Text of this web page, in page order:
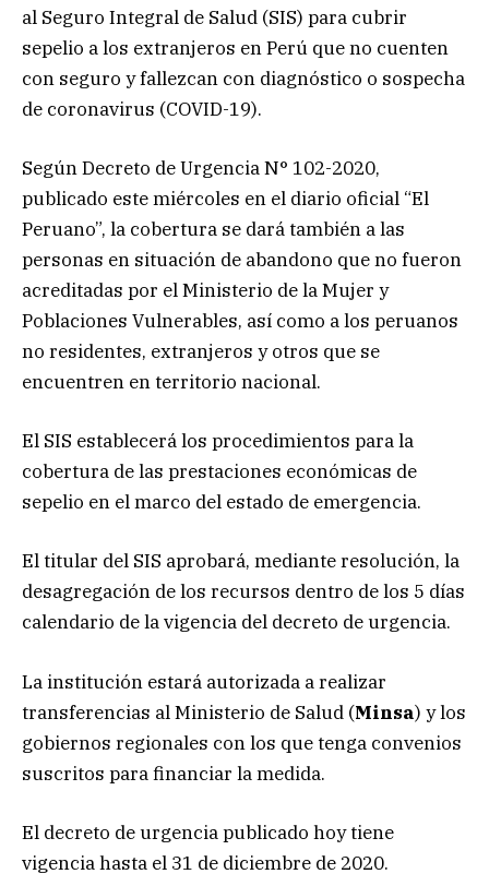
al Seguro Integral de Salud (SIS) para cubrir
sepelio a los extranjeros en Perú que no cuenten
con seguro y fallezcan con diagnóstico o sospecha
de coronavirus (COVID-19).
Según Decreto de Urgencia N° 102-2020,
publicado este miércoles en el diario oficial “El
Peruano”, la cobertura se dará también a las
personas en situación de abandono que no fueron
acreditadas por el Ministerio de la Mujer y
Poblaciones Vulnerables, así como a los peruanos
no residentes, extranjeros y otros que se
encuentren en territorio nacional.
El SIS establecerá los procedimientos para la
cobertura de las prestaciones económicas de
sepelio en el marco del estado de emergencia.
El titular del SIS aprobará, mediante resolución, la
desagregación de los recursos dentro de los 5 días
calendario de la vigencia del decreto de urgencia.
La institución estará autorizada a realizar
transferencias al Ministerio de Salud (Minsa) y los
gobiernos regionales con los que tenga convenios
suscritos para financiar la medida.
El decreto de urgencia publicado hoy tiene
vigencia hasta el 31 de diciembre de 2020.